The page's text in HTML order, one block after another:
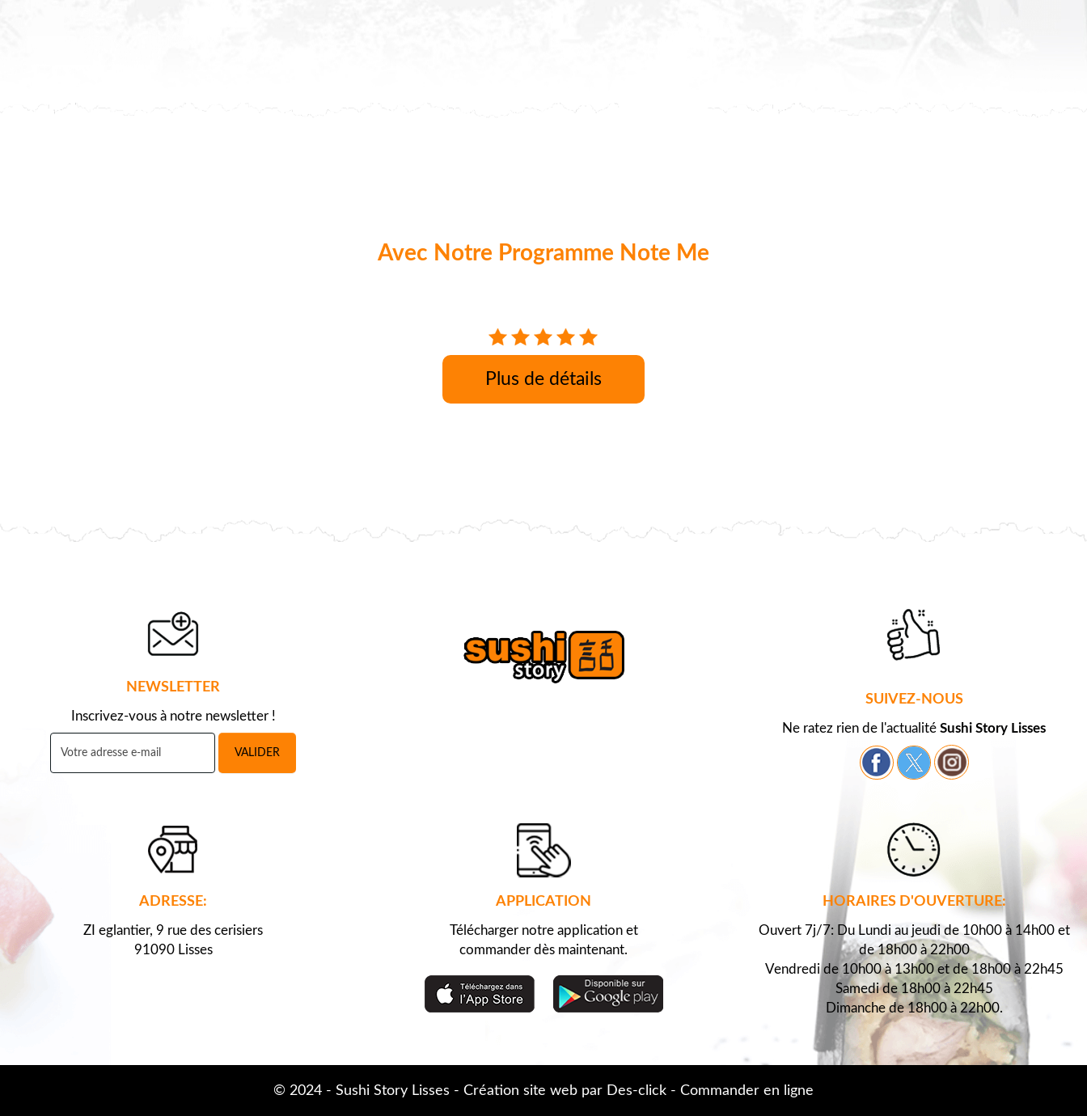
Avec Notre Programme Note Me
Plus de détails
NEWSLETTER
Inscrivez-vous à notre newsletter !
VALIDER
SUIVEZ-NOUS
Ne ratez rien de l'actualité Sushi Story Lisses
ADRESSE:
ZI eglantier, 9 rue des cerisiers
91090 Lisses
APPLICATION
Télécharger notre application et
commander dès maintenant.
HORAIRES D'OUVERTURE:
Ouvert 7j/7: Du Lundi au jeudi de 10h00 à 14h00 et
de 18h00 à 22h00
Vendredi de 10h00 à 13h00 et de 18h00 à 22h45
Samedi de 18h00 à 22h45
Dimanche de 18h00 à 22h00.
© 2024 - Sushi Story Lisses - Création site web par Des-click - Commander en ligne